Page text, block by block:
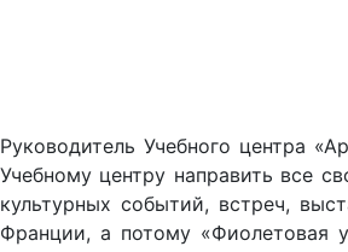
Руководитель Учебного центра
Учебному центру направить все
культурных событий, встреч,
Франции, а потому «Фиолетовая